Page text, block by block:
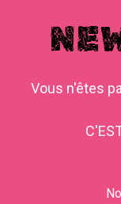
Vous n'êtes